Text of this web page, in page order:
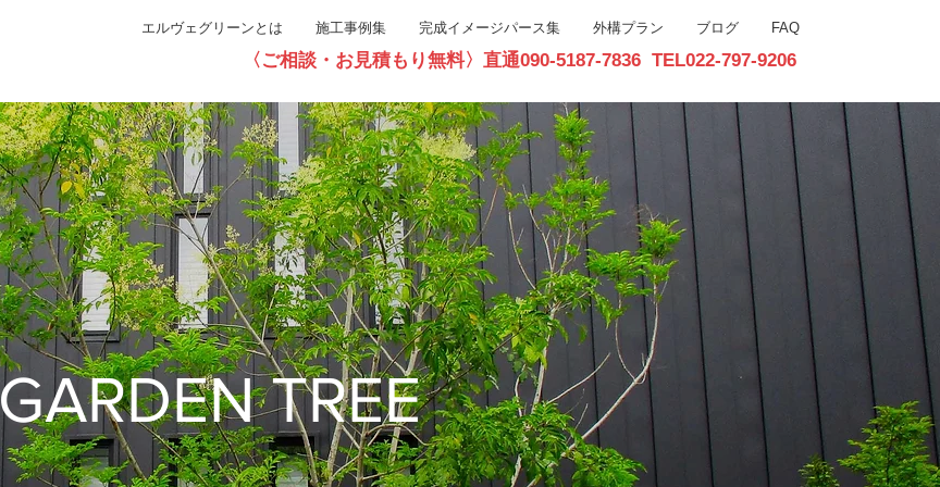
エルヴェグリーンとは 施工事例集 完成イメージパース集 外構プラン ブログ FAQ
〈ご相談・お見積もり無料〉直通090-5187-7836 TEL022-797-9206
GARDEN TREE